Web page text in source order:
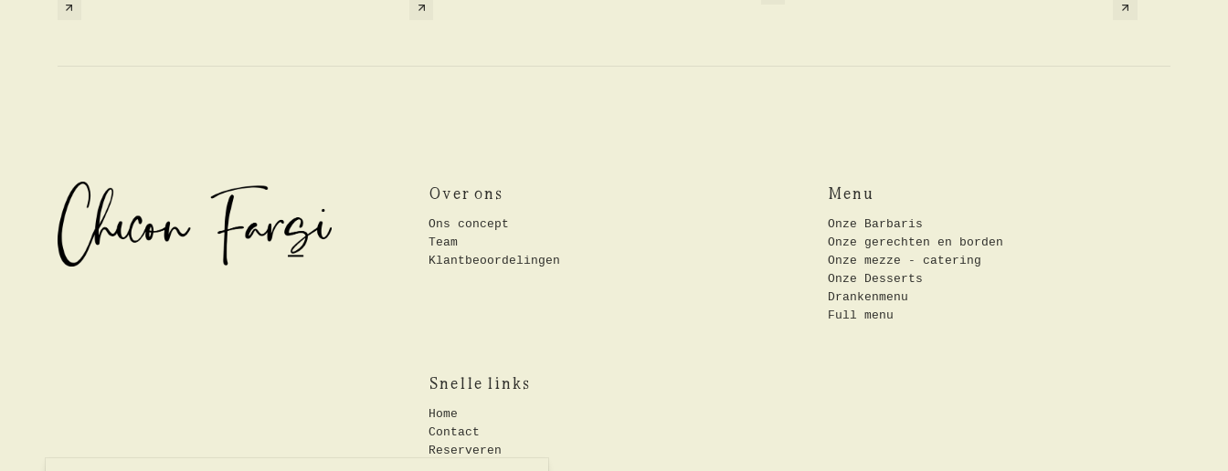
Over ons
Ons concept
Team
Klantbeoordelingen
Menu
Onze Barbaris
Onze gerechten en borden
Onze mezze - catering
Onze Desserts
Drankenmenu
Full menu
Snelle links
Home
Contact
Reserveren